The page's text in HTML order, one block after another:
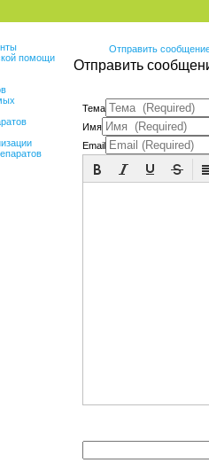
помощи
Отправить
Отправить
Тема
Имя
Email